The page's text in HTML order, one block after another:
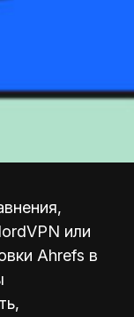
или
Ahrefs в